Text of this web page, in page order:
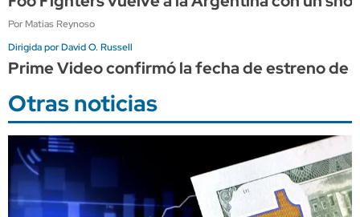
Por Matias Reynoso
Dirigida por David O. Russell
Prime Video confirmó la fecha de estreno de
Otras noticias